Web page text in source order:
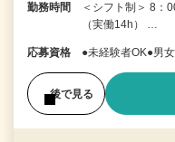
勤務時間
＜シフト制＞ 8：
（実働14h） …
応募資格 ●未経験者OK●男
後で見る